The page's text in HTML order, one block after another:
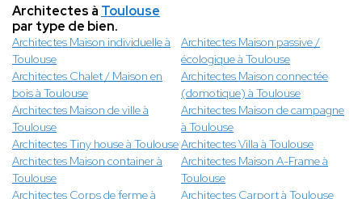
Architectes à Toulouse
par type de bien.
Architectes Maison individuelle à
Toulouse
Architectes Maison passive /
écologique à Toulouse
Architectes Chalet / Maison en
bois à Toulouse
Architectes Maison connectée
(domotique) à Toulouse
Architectes Maison de ville à
Toulouse
Architectes Maison de campagne
à Toulouse
Architectes Tiny house à ToulouseArchitectes Villa à Toulouse
Architectes Maison container à
Toulouse
Architectes Maison A-Frame à
Toulouse
Architectes Corps de ferme à
Architectes Carport à Toulouse